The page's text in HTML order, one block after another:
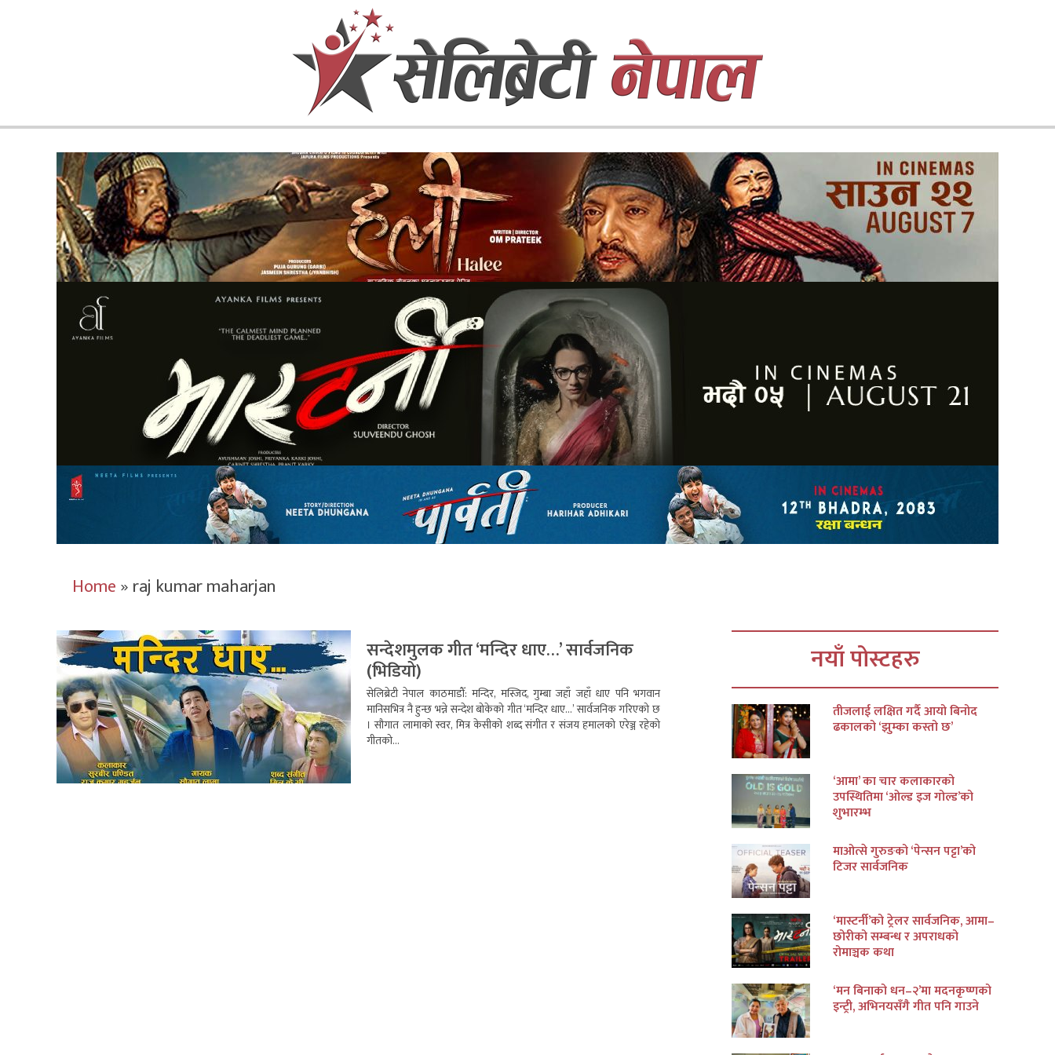
Home»raj kumar maharjan
सन्देशमुलक गीत ‘मन्दिर धाए…’ सार्वजनिक
(भिडियो)
सेलिब्रेटी नेपाल काठमाडौँ: मन्दिर, मस्जिद, गुम्बा जहाँ जहाँ धाए पनि भगवान
मानिसभित्र नै हुन्छ भन्ने सन्देश बोकेको गीत ‘मन्दिर धाए…’ सार्वजनिक गरिएको छ
। सौगात लामाको स्वर, मित्र केसीको शब्द संगीत र संजय हमालको एरेञ्ज रहेको
गीतको...
नयाँ पोस्टहरु
तीजलाई लक्षित गर्दै आयो बिनोद
ढकालको ‘झुम्का कस्तो छ’
‘आमा’ का चार कलाकारको
उपस्थितिमा ‘ओल्ड इज गोल्ड’को
शुभारम्भ
माओत्से गुरुङको ‘पेन्सन पट्टा’को
टिजर सार्वजनिक
‘मास्टर्नी’को ट्रेलर सार्वजनिक, आमा–
छोरीको सम्बन्ध र अपराधको
रोमाञ्चक कथा
‘मन बिनाको धन–२’मा मदनकृष्णको
इन्ट्री, अभिनयसँगै गीत पनि गाउने